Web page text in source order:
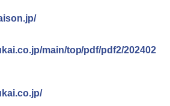
地球の歩き方 チェコ ポーランド スロヴ
ャンパーズコレクション 山善] 傘みたいに
るだけ パッとサッとテント ブラックコ
ィング フルクローズ メッシュ 3-4人用
設置 ポップアップテント エクルベージ
本企業販売】超強力クマ対策スプレー 30
（連続噴射30秒）110ml（連続噴射15
）射程5～10m 安全ロック搭載 携帯収納袋
ヒグマ・イノシシ対策 自治体・教育機
購入実績 登山・キャンプ・アウトドア・
用品 長期保存可能 緊急時用 日本国内発
main/top/pdf/pdf2/202402